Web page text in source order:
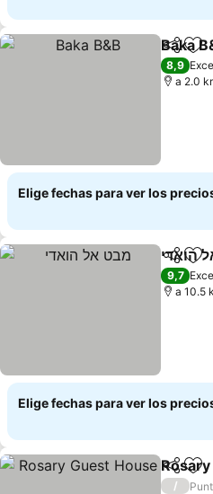
Baka
8,9
a 2.0
Elige fechas para ver los
הואדי
9,7
a 10.5
Elige fechas para ver los
/